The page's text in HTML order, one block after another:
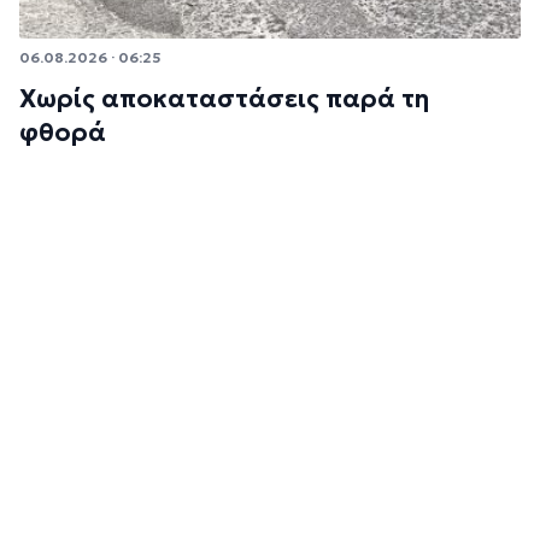
06.08.2026 · 06:25
Χωρίς αποκαταστάσεις παρά τη
φθορά